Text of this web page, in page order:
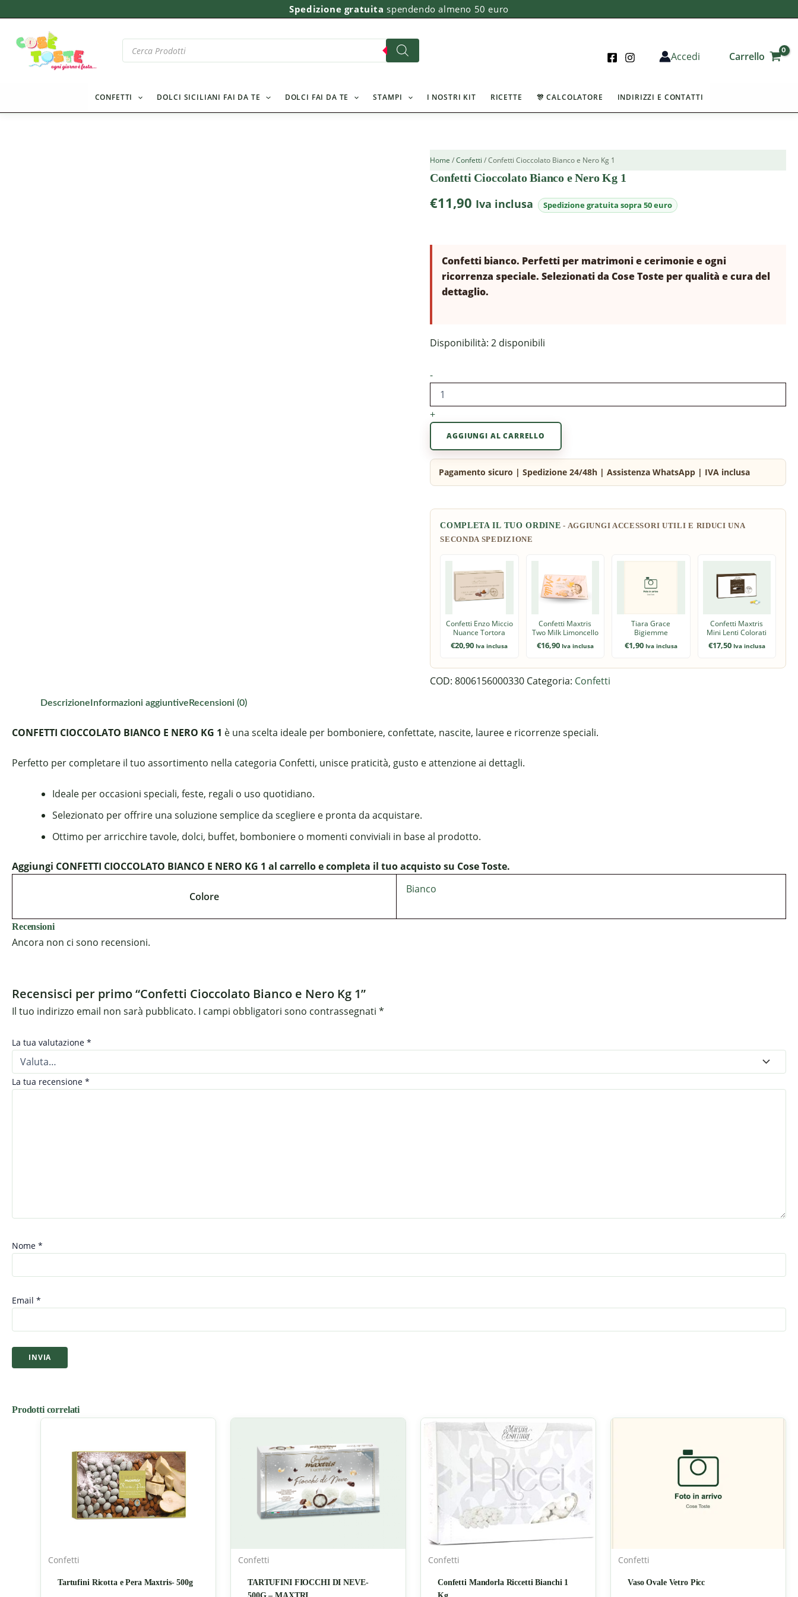
al
contenuto
Spedizione gratuita spendendo almeno 50 euro
Products
search
Accedi Carrello
CONFETTI DOLCI SICILIANI FAI DA TE DOLCI FAI DA TE STAMPI I NOSTRI KIT RICETTE 🎊 CALCOLATORE INDIRIZZI E CONTATTI
Home /Confetti / Confetti Cioccolato Bianco e Nero Kg 1
Confetti Cioccolato Bianco e Nero Kg 1
€11,90 Iva inclusa
Confetti bianco. Perfetti per matrimoni e cerimonie e ogni
ricorrenza speciale. Selezionati da Cose Toste per qualità e cura del
dettaglio.
Disponibilità: 2 disponibili
-
Confetti
Cioccolato
+
AGGIUNGI AL CARRELLO
COMPLETA IL TUO ORDINE
Confetti Enzo Miccio
Nuance Tortora
€20,90 Iva inclusa
Confetti Maxtris
Two Milk Limoncello
€16,90 Iva inclusa
Tiara Grace
Bigiemme
€1,90 Iva inclusa
Confetti Maxtris
Mini Lenti Colorati
€17,50 Iva inclusa
COD:8006156000330 Categoria: Confetti
DescrizioneInformazioni aggiuntiveRecensioni (0)
CONFETTI CIOCCOLATO BIANCO E NERO KG 1 è una scelta ideale per bomboniere, confettate, nascite, lauree e ricorrenze speciali.
Perfetto per completare il tuo assortimento nella categoria Confetti, unisce praticità, gusto e attenzione ai dettagli.
Ideale per occasioni speciali, feste, regali o uso quotidiano.
Selezionato per offrire una soluzione semplice da scegliere e pronta da acquistare.
Ottimo per arricchire tavole, dolci, buffet, bomboniere o momenti conviviali in base al prodotto.
Aggiungi CONFETTI CIOCCOLATO BIANCO E NERO KG 1 al carrello e completa il tuo acquisto su Cose Toste.
Colore
Bianco
Recensioni
Ancora non ci sono recensioni.
Recensisci per primo “Confetti Cioccolato Bianco e Nero Kg 1”
Il tuo indirizzo email non sarà pubblicato. I campi obbligatori sono contrassegnati *
La tua valutazione *
La tua recensione *
Nome *
Email *
Prodotti correlati
Confetti
Tartufini Ricotta e Pera Maxtris- 500g
Confetti
TARTUFINI FIOCCHI DI NEVE-
Confetti
Confetti Mandorla Riccetti Bianchi 1
Confetti
Vaso Ovale Vetro Picc